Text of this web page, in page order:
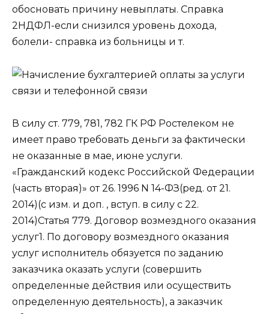
обосновать причину невыплаты. Справка
2НДФЛ-если снизился уровень дохода,
болели- справка из больницы и т.
В силу ст. 779, 781, 782 ГК РФ Ростелеком не
имеет право требовать деньги за фактически
не оказанные в мае, июне услуги.
«Гражданский кодекс Российской Федерации
(часть вторая)» от 26. 1996 N 14-ФЗ(ред. от 21.
2014)(с изм. и доп. , вступ. в силу с 22.
2014)Статья 779. Договор возмездного оказания
услуг1. По договору возмездного оказания
услуг исполнитель обязуется по заданию
заказчика оказать услуги (совершить
определенные действия или осуществить
определенную деятельность), а заказчик